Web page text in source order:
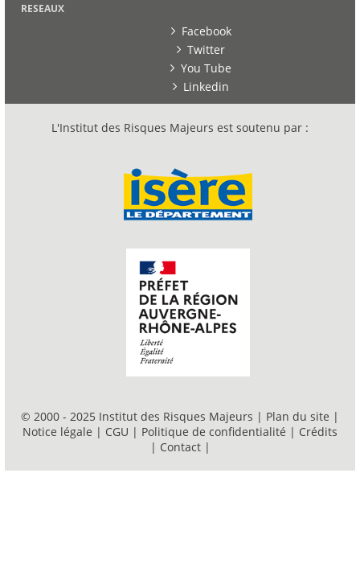
RESEAUX
Facebook
Twitter
You Tube
Linkedin
L'Institut des Risques Majeurs est soutenu par :
© 2000 - 2025 Institut des Risques Majeurs | Plan du site |
Notice légale | CGU | Politique de confidentialité | Crédits
| Contact |